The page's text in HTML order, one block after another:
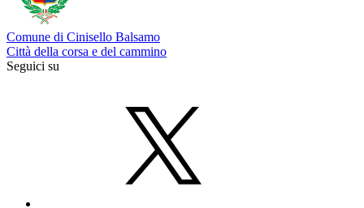
Comune di Cinisello Balsamo
Città della corsa e del cammino
Seguici su